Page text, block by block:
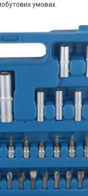
умовах.